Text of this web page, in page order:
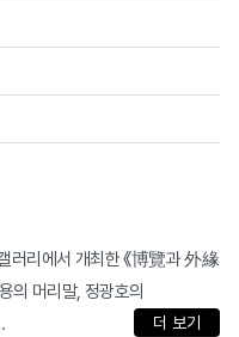
러리에서 개최한 《博覽과 外緣
의 머리말, 정광호의
더 보기